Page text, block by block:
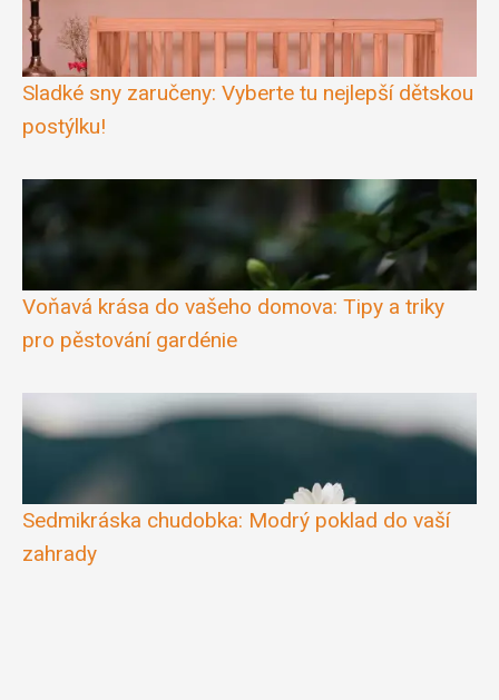
Sladké sny zaručeny: Vyberte tu nejlepší dětskou
postýlku!
Voňavá krása do vašeho domova: Tipy a triky
pro pěstování gardénie
Sedmikráska chudobka: Modrý poklad do vaší
zahrady